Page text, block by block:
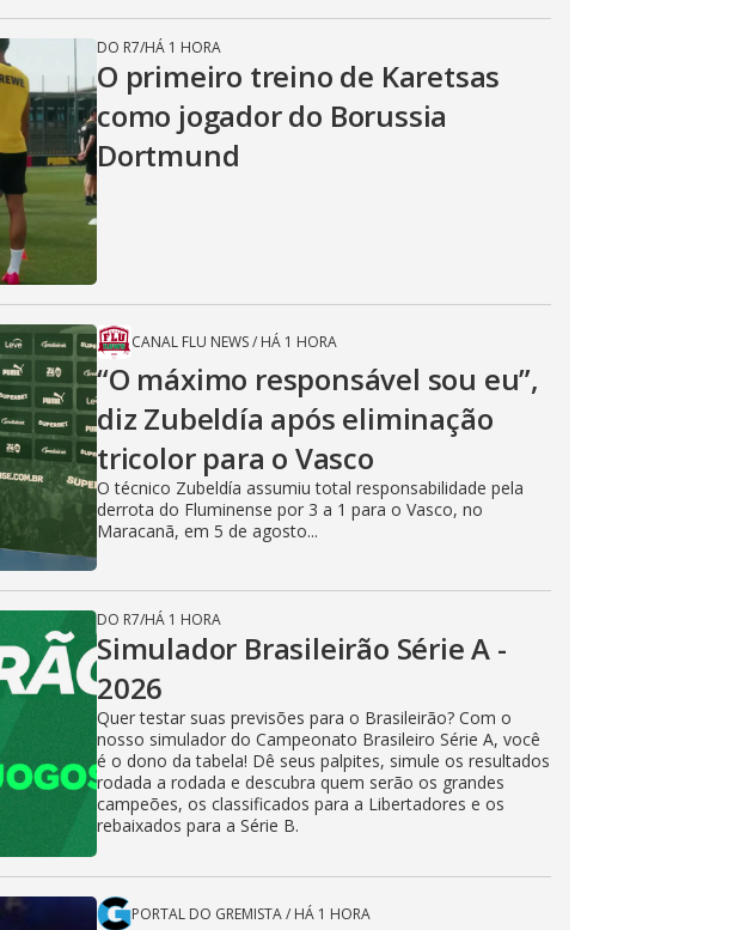
DO R7/HÁ 1 HORA
O primeiro treino de Karetsas
como jogador do Borussia
Dortmund
CANAL FLU NEWS/ HÁ 1 HORA
“O máximo responsável sou eu”,
diz Zubeldía após eliminação
tricolor para o Vasco
O técnico Zubeldía assumiu total responsabilidade pela
derrota do Fluminense por 3 a 1 para o Vasco, no
Maracanã, em 5 de agosto...
DO R7/HÁ 1 HORA
Simulador Brasileirão Série A -
2026
Quer testar suas previsões para o Brasileirão? Com o
nosso simulador do Campeonato Brasileiro Série A, você
é o dono da tabela! Dê seus palpites, simule os resultados
rodada a rodada e descubra quem serão os grandes
campeões, os classificados para a Libertadores e os
rebaixados para a Série B.
PORTAL DO GREMISTA/ HÁ 1 HORA